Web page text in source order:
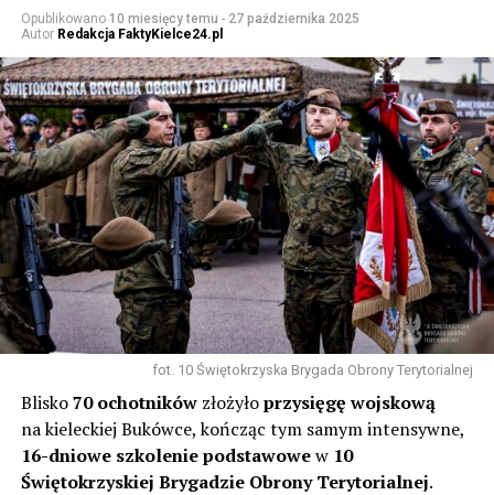
Opublikowano 10 miesięcy temu - 27 października 2025
Autor Redakcja FaktyKielce24.pl
fot. 10 Świętokrzyska Brygada Obrony Terytorialnej
Blisko70 ochotnikówzłożyłoprzysięgę wojskową
na kieleckiej Bukówce, kończąc tym samym intensywne,
16-dniowe szkolenie podstawowew 10
Świętokrzyskiej Brygadzie Obrony Terytorialnej.